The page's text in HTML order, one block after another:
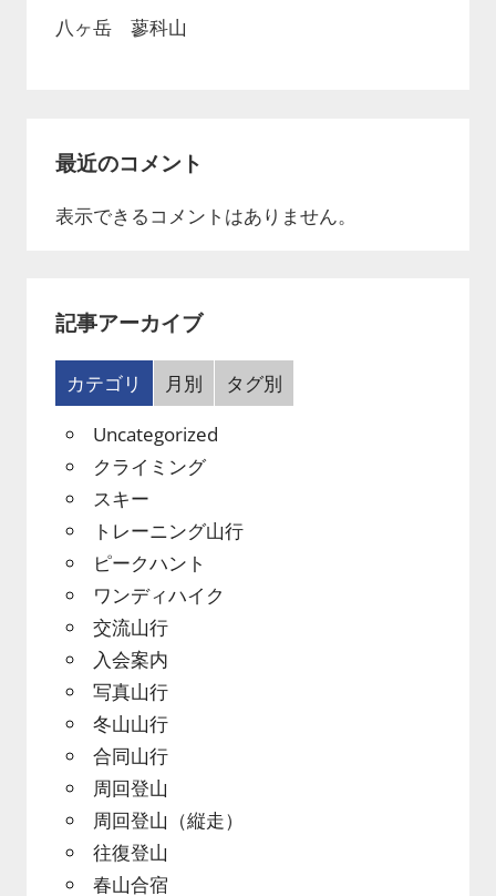
八ヶ岳 蓼科山
最近のコメント
表示できるコメントはありません。
記事アーカイブ
カテゴリ 月別
タグ別
Uncategorized
クライミング
スキー
トレーニング山行
ピークハント
ワンディハイク
交流山行
入会案内
写真山行
冬山山行
合同山行
周回登山
周回登山（縦走）
往復登山
春山合宿